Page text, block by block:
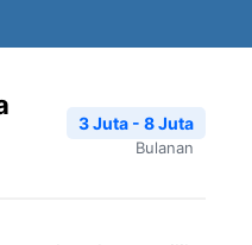
3 Juta - 8 Juta
Bulanan